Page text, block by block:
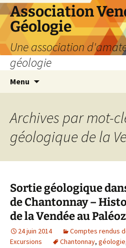
Aller
au
contenu
Association
Géologie
Une association
géologie
Menu
Archives par mot-
géologique de la
Sortie géologique
de Chantonnay –
de la Vendée au
24 juin 2014 Comptes rendus
Excursions
Chantonnay, géologie